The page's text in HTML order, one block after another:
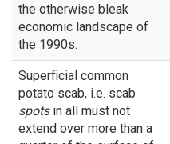
the otherwise bleak
economic landscape of
the 1990s.
Superficial common
potato scab, i.e. scab
spotsin all must not
extend over more than a